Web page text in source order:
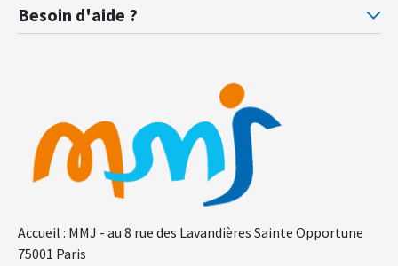
Accueil : MMJ - au 8 rue des Lavandières Sainte Opportune
75001 Paris
Besoin d'aide ?